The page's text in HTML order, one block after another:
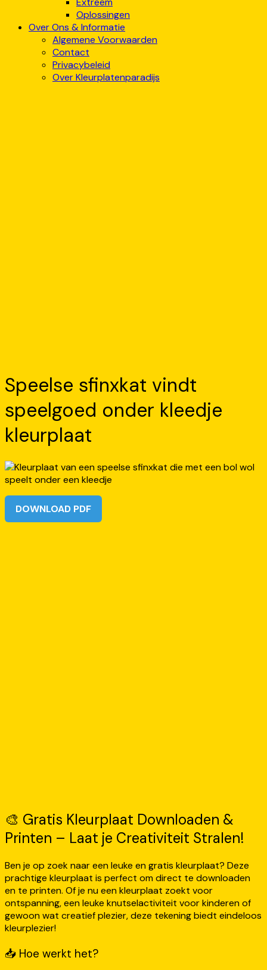
Oplossingen
Over Ons & Informatie
Algemene Voorwaarden
Contact
Privacybeleid
Over Kleurplatenparadijs
Speelse sfinxkat vindt
speelgoed onder kleedje
kleurplaat
DOWNLOAD PDF
🎨 Gratis Kleurplaat Downloaden &
Printen – Laat je Creativiteit Stralen!
Ben je op zoek naar een leuke en gratis kleurplaat? Deze
prachtige kleurplaat is perfect om direct te downloaden
en te printen. Of je nu een kleurplaat zoekt voor
ontspanning, een leuke knutselactiviteit voor kinderen of
gewoon wat creatief plezier, deze tekening biedt eindeloos
kleurplezier!
📥 Hoe werkt het?